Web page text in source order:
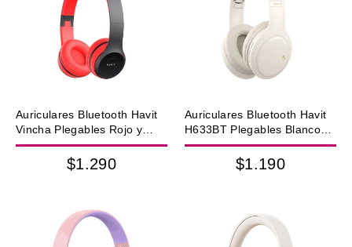
Auriculares Bluetooth Havit
Vincha Plegables Rojo y
Negro con FM
$1.290
Auriculares Bluetooth Havit
H633BT Plegables Blancos
22H
$1.190